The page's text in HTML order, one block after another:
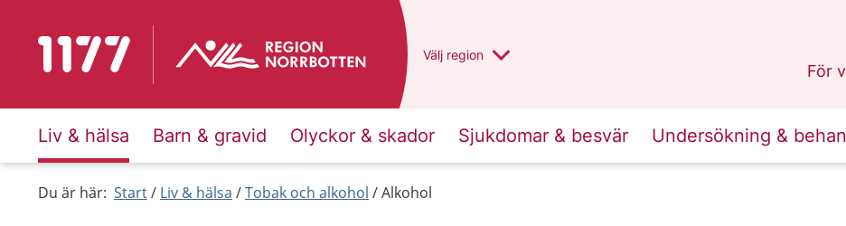
Till startsidan för 1177 Du har valt region
Välj en annan
region
För
Liv & hälsa Barn & gravid Olyckor & skador Sjukdomar & besvär Undersökning &
Du är här: Start Liv & hälsa Tobak och alkohol Alkohol